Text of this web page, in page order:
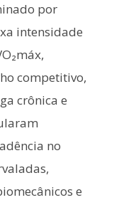
por
intensidade
competitivo,
crônica e
no
e